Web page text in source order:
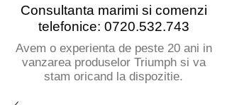
Consultanta marimi si comenzi
telefonice: 0720.532.743
Avem o experienta de peste 20 ani in
vanzarea produselor Triumph si va
stam oricand la dispozitie.